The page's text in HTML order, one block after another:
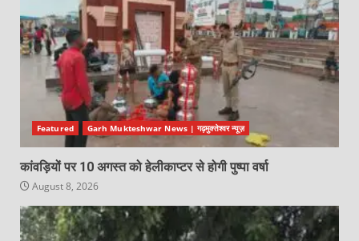
Featured Garh Mukteshwar News | गढ़मुक्तेश्वर न्यूज़
कांवड़ियों पर 10 अगस्त को हेलीकाप्टर से होगी पुष्पा वर्षा
August 8, 2026